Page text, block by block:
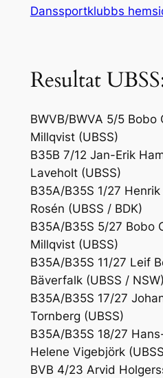
Danssportklubbs
Resultat
BWVB/BWVA 5/5 Bobo
Millqvist (UBSS)
B35B 7/12 Jan-Erik
Laveholt (UBSS)
B35A/B35S 1/27
Rosén (UBSS / BDK)
B35A/B35S 5/27 Bobo
Millqvist (UBSS)
B35A/B35S 11/27 Leif
Bäverfalk (UBSS / NSW)
B35A/B35S 17/27
Tornberg (UBSS)
B35A/B35S 18/27
Helene Vigebjörk
BVB 4/23 Arvid